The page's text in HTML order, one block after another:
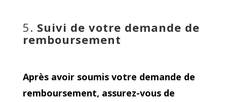
5. Suivi de votre demande de
remboursement
Après avoir soumis votre demande de
remboursement, assurez-vous de